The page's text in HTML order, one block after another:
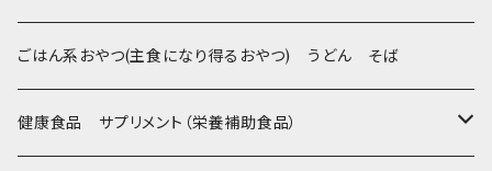
Harness & Leash - XS（超小型犬･幼犬用）
Harness & Leash - XS
Collar & Leash Set - S
セレクト
幼犬・超小型犬用 _ 幅1.0cm
flexi フレキシリード(伸縮リード)
iDog&iCat
ぬいぐるみ
PomPreece / ポンポリース
Bon・rupa(ボンルパ)
京
職人の味
ごはん系おやつ(主食になり得るおやつ) うどん そば
健康食品 サプリメント（栄養補助食品）